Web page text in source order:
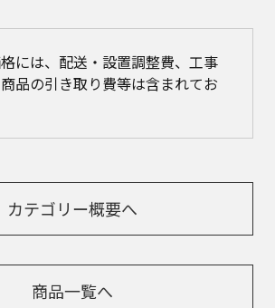
には、配送・設置調整費、工事
品の引き取り費等は含まれてお
カテゴリー概要へ
商品一覧へ